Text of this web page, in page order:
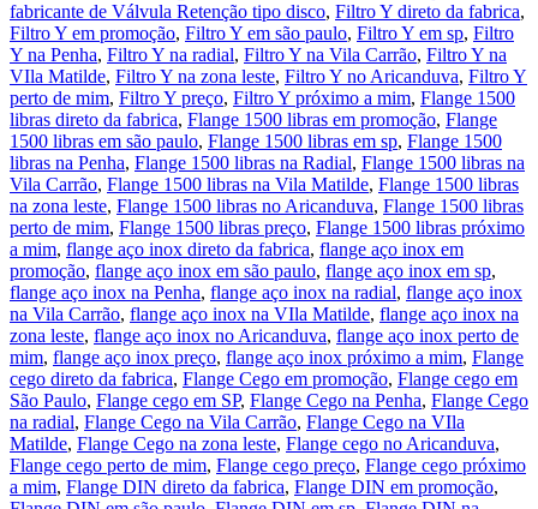
fabricante de Válvula Retenção tipo disco, Filtro Y direto da fabrica,
Filtro Y em promoção, Filtro Y em são paulo, Filtro Y em sp, Filtro
Y na Penha, Filtro Y na radial, Filtro Y na Vila Carrão, Filtro Y na
VIla Matilde, Filtro Y na zona leste, Filtro Y no Aricanduva, Filtro Y
perto de mim, Filtro Y preço, Filtro Y próximo a mim, Flange 1500
libras direto da fabrica, Flange 1500 libras em promoção, Flange
1500 libras em são paulo, Flange 1500 libras em sp, Flange 1500
libras na Penha, Flange 1500 libras na Radial, Flange 1500 libras na
Vila Carrão, Flange 1500 libras na Vila Matilde, Flange 1500 libras
na zona leste, Flange 1500 libras no Aricanduva, Flange 1500 libras
perto de mim, Flange 1500 libras preço, Flange 1500 libras próximo
a mim, flange aço inox direto da fabrica, flange aço inox em
promoção, flange aço inox em são paulo, flange aço inox em sp,
flange aço inox na Penha, flange aço inox na radial, flange aço inox
na Vila Carrão, flange aço inox na VIla Matilde, flange aço inox na
zona leste, flange aço inox no Aricanduva, flange aço inox perto de
mim, flange aço inox preço, flange aço inox próximo a mim, Flange
cego direto da fabrica, Flange Cego em promoção, Flange cego em
São Paulo, Flange cego em SP, Flange Cego na Penha, Flange Cego
na radial, Flange Cego na Vila Carrão, Flange Cego na VIla
Matilde, Flange Cego na zona leste, Flange cego no Aricanduva,
Flange cego perto de mim, Flange cego preço, Flange cego próximo
a mim, Flange DIN direto da fabrica, Flange DIN em promoção,